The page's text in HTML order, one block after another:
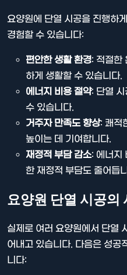
요양원에 단열 시공을 진행하
경험할 수 있습니다:
편안한 생활 환경: 적절한
하게 생활할 수 있습니다.
에너지 비용 절약: 단열
수 있습니다.
거주자 만족도 향상: 쾌적
높이는 데 기여합니다.
재정적 부담 감소: 에너지
한 재정적 부담도 줄어듭
요양원 단열 시공의
실제로 여러 요양원에서 단열
어내고 있습니다. 다음은 성공
니다: